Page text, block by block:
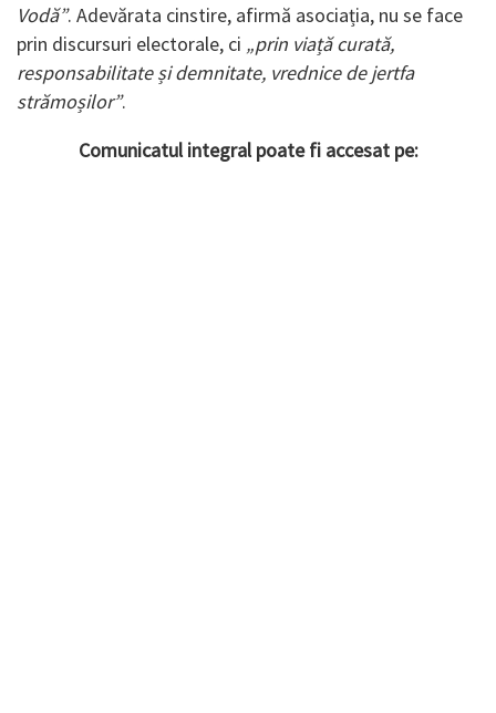
Vodă”. Adevărata cinstire, afirmă asociația, nu se face
prin discursuri electorale, ci „prin viață curată,
responsabilitate și demnitate, vrednice de jertfa
strămoșilor”.
Comunicatul integral poate fi accesat pe: